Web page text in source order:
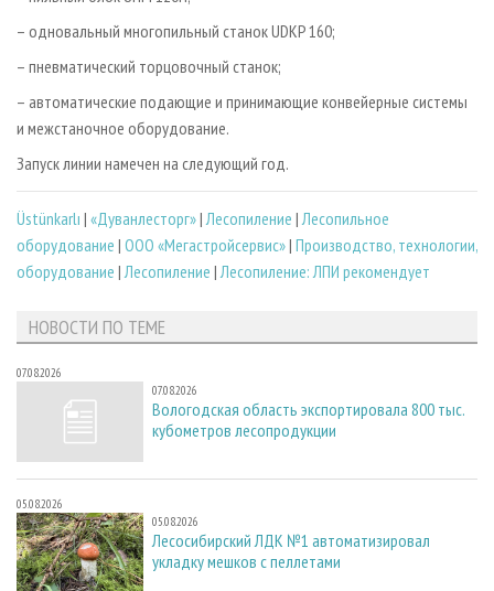
– одновальный многопильный станок UDKP 160;
– пневматический торцовочный станок;
– автоматические подающие и принимающие конвейерные системы
и межстаночное оборудование.
Запуск линии намечен на следующий год.
Üstünkarlı | «Дуванлесторг»|Лесопиление |Лесопильное
оборудование | ООО «Мегастройсервис»| Производство, технологии,
оборудование |Лесопиление |Лесопиление: ЛПИ рекомендует
НОВОСТИ ПО ТЕМЕ
07.08.2026
07.08.2026
Вологодская область экспортировала 800 тыс.
кубометров лесопродукции
05.08.2026
05.08.2026
Лесосибирский ЛДК №1 автоматизировал
укладку мешков с пеллетами